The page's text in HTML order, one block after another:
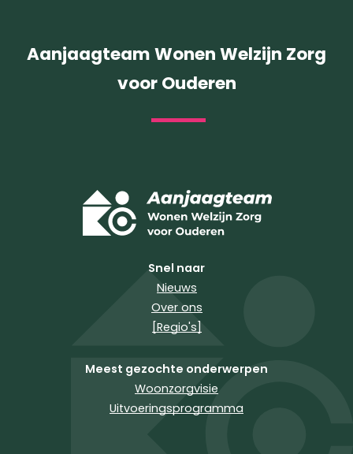
Aanjaagteam Wonen Welzijn Zorg
voor Ouderen
Snel naar
Nieuws
Over ons
[Regio's]
Meest gezochte onderwerpen
Woonzorgvisie
Uitvoeringsprogramma